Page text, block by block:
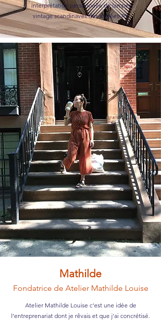
interprétation personnelle de lampes
vintage scandinaves des années 70.
Mathilde
Fondatrice de Atelier Mathilde Louise
Atelier Mathilde Louise c'est une idée de
l'entreprenariat dont je rêvais et que j'ai concrétisé.